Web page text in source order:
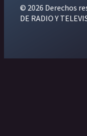
© 2026 Derechos
DE RADIO Y